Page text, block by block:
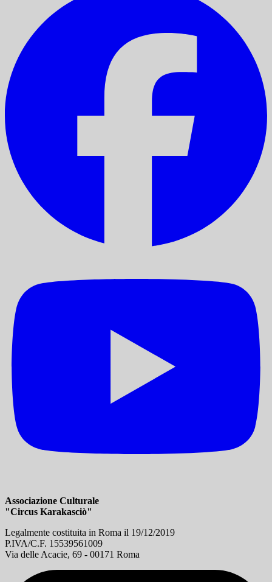
Associazione Culturale
"Circus Karakasciò"
Legalmente costituita in Roma il 19/12/2019
P.IVA/C.F. 15539561009
Via delle Acacie, 69 - 00171 Roma